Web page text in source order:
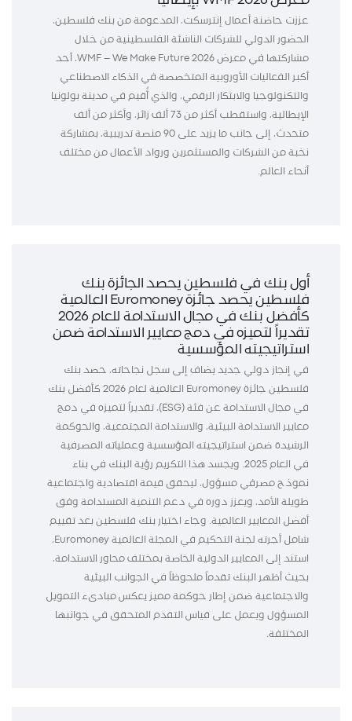
عززت حاضنة أعمال إنترسكت، المدعومة من بنك فلسطين،
الحضور الدولي للشركات الناشئة الفلسطينية من خلال
مشاركتها في معرض WMF – We Make Future 2026، أحد
أكبر الفعاليات الأوروبية المتخصصة في الذكاء الاصطناعي
والتكنولوجيا والابتكار الرقمي، والذي أُقيم في مدينة بولونيا
الإيطالية، واستقطب أكثر من 73 ألف زائر، وأكثر من ألف
متحدث، إلى جانب ما يزيد على 90 منصة تدريبية، بمشاركة
نخبة من الشركات والمستثمرين ورواد الأعمال من مختلف
أنحاء العالم.
أول بنك في فلسطين يحصد الجائزة بنك
فلسطين يحصد جائزة Euromoney العالمية
كأفضل بنك في مجال الاستدامة للعام 2026
تقديراً لتميزه في دمج معايير الاستدامة ضمن
استراتيجيته المؤسسية
في إنجاز دولي جديد يضاف إلى سجل نجاحاته، حصد بنك
فلسطين جائزة Euromoney العالمية لعام 2026 كأفضل بنك
في مجال الاستدامة عن فئة (ESG)، تقديراً لتميزه في دمج
معايير الاستدامة البيئية، والاستدامة المجتمعية، والحوكمة
الرشيدة ضمن استراتيجيته المؤسسية وعملياته المصرفية
في العام 2025. ويجسد هذا التكريم رؤية البنك في بناء
نموذج مصرفي مسؤول، ليحقق قيمة اقتصادية واجتماعية
طويلة الأمد، ويعزز دوره في دعم التنمية المستدامة وفق
أفضل المعايير العالمية. وجاء اختيار بنك فلسطين بعد تقييم
شامل أجرته لجنة التحكيم في المجلة العالمية Euromoney،
استند إلى المعايير الدولية الخاصة بمختلف محاور الاستدامة،
بحيث أظهر البنك تقدماً ملحوظاً في الجوانب البيئية
والاجتماعية ضمن إطار حوكمة مميز يعكس مبادىء التمويل
المسؤول ويعمل على قياس التقدم المتحقق في جوانبها
المختلفة.